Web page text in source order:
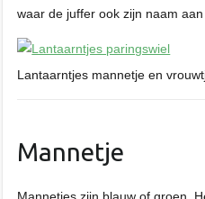
waar de juffer ook zijn naam
Lantaarntjes mannetje en
Mannetje
Mannetjes zijn blauw of groen.